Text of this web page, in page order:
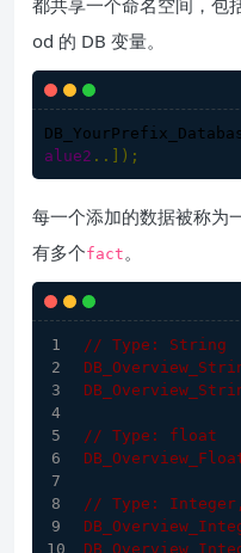
都共享一个命名空间，包
od 的 DB 变量。
alue2 ..] );
每一个添加的数据被称为
有多个fact。
// Type: String
// Type: float
// Type: